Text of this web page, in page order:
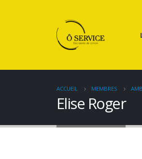
ACCUEIL MEMBRES
Elise Roger